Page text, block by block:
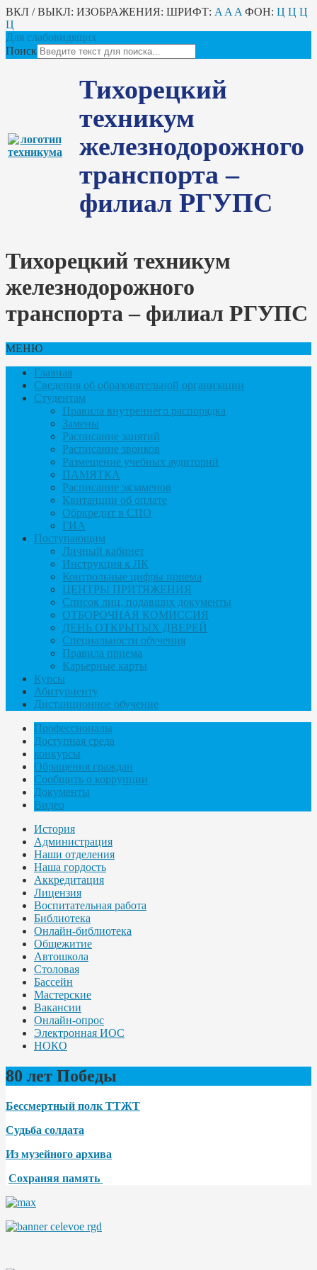
ВКЛ / ВЫКЛ: ИЗОБРАЖЕНИЯ: ШРИФТ: A A A ФОН: Ц Ц Ц
Ц
Для слабовидящих
Поиск
Тихорецкий
техникум
железнодорожного
транспорта –
филиал РГУПС
Тихорецкий техникум
железнодорожного
транспорта – филиал РГУПС
МЕНЮ
Главная
Сведения об образовательной организации
Студентам
Правила внутреннего распорядка
Замены
Расписание занятий
Расписание звонков
Размещение учебных аудиторий
ПАМЯТКА
Расписание экзаменов
Квитанции об оплате
Обркредит в СПО
ГИА
Поступающим
Личный кабинет
Инструкция к ЛК
Контрольные цифры приема
ЦЕНТРЫ ПРИТЯЖЕНИЯ
Список лиц, подавших документы
ОТБОРОЧНАЯ КОМИССИЯ
ДЕНЬ ОТКРЫТЫХ ДВЕРЕЙ
Специальности обучения
Правила приема
Карьерные карты
Курсы
Абитуриенту
Дистанционное обучение
Профессионалы
Доступная среда
конкурсы
Обращения граждан
Сообщить о коррупции
Документы
Видео
История
Администрация
Наши отделения
Наша гордость
Аккредитация
Лицензия
Воспитательная работа
Библиотека
Онлайн-библиотека
Общежитие
Автошкола
Столовая
Бассейн
Мастерские
Вакансии
Онлайн-опрос
Электронная ИОС
НОКО
80 лет Победы
Бессмертный полк ТТЖТ
Судьба солдата
Из музейного архива
Сохраняя память